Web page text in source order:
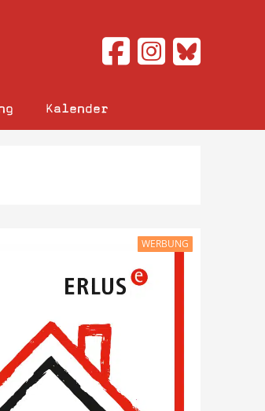
Kalender
WERBUNG